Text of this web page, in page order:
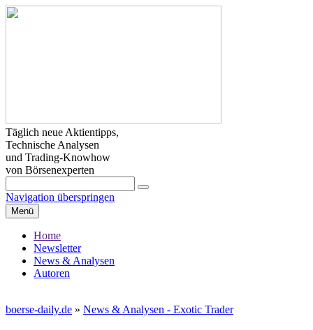
Täglich neue Aktientipps,
Technische Analysen
und Trading-Knowhow
von Börsenexperten
Navigation überspringen
Menü
Home
Newsletter
News & Analysen
Autoren
boerse-daily.de » News & Analysen - Exotic Trader